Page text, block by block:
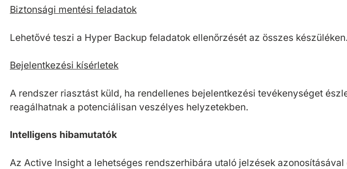
Biztonsági mentési feladatok
Lehetővé teszi a Hyper Backup feladatok ellenőrzését az összes készüléken.
Bejelentkezési kísérletek
A rendszer riasztást küld, ha rendellenes bejelentkezési tevékenységet
reagálhatnak a potenciálisan veszélyes helyzetekben.
Intelligens hibamutatók
Az Active Insight a lehetséges rendszerhibára utaló jelzések